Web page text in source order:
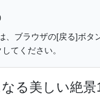
、ブラウザの[戻る]ボタ
てください。
る美しい絶景